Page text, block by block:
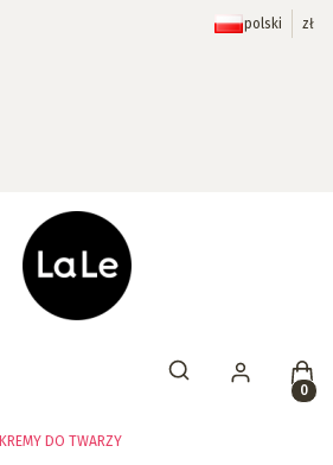
polski zł
Otwórz
KREMY DO TWARZY